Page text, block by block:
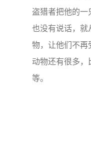
盗猎者把他的一
也没有说话，就
物，让他们不再
动物还有很多，
等。